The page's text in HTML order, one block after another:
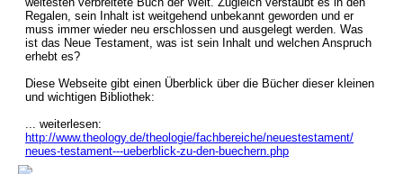
Regalen, sein Inhalt ist weitgehend unbekannt geworden und er
muss immer wieder neu erschlossen und ausgelegt werden. Was
ist das Neue Testament, was ist sein Inhalt und welchen Anspruch
erhebt es?
Diese Webseite gibt einen Überblick über die Bücher dieser kleinen
und wichtigen Bibliothek:
... weiterlesen:
http://www.theology.de/theologie/fachbereiche/neuestestament/
neues-testament---ueberblick-zu-den-buechern.php